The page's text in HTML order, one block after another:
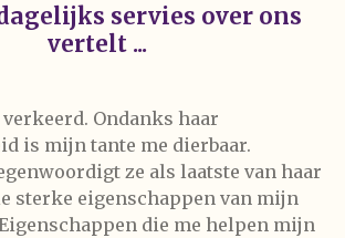
servies over ons
vertelt ...
Ondanks haar
is mijn tante me dierbaar.
ze als laatste van haar
sterke eigenschappen van mijn
die me helpen mijn